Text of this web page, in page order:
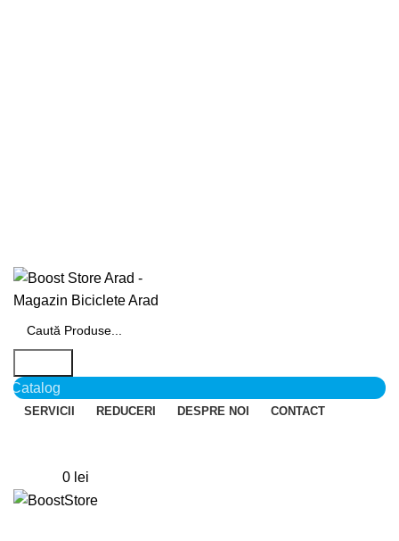
Catalog
SERVICII REDUCERI DESPRE NOI CONTACT
0 lei